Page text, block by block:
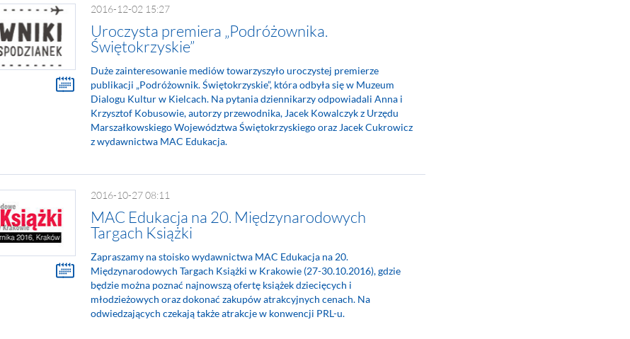
2016-12-02 15:27
Uroczysta premiera „Podróżownika.
Świętokrzyskie”
Duże zainteresowanie mediów towarzyszyło uroczystej premierze
publikacji „Podróżownik. Świętokrzyskie”, która odbyła się w Muzeum
Dialogu Kultur w Kielcach. Na pytania dziennikarzy odpowiadali Anna i
Krzysztof Kobusowie, autorzy przewodnika, Jacek Kowalczyk z Urzędu
Marszałkowskiego Województwa Świętokrzyskiego oraz Jacek Cukrowicz
z wydawnictwa MAC Edukacja.
2016-10-27 08:11
MAC Edukacja na 20. Międzynarodowych
Targach Książki
Zapraszamy na stoisko wydawnictwa MAC Edukacja na 20.
Międzynarodowych Targach Książki w Krakowie (27-30.10.2016), gdzie
będzie można poznać najnowszą ofertę książek dziecięcych i
młodzieżowych oraz dokonać zakupów atrakcyjnych cenach. Na
odwiedzających czekają także atrakcje w konwencji PRL-u.